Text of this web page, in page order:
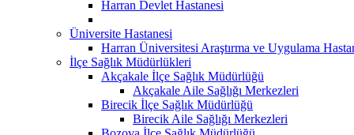
Harran Devlet Hastanesi
Üniversite Hastanesi
Harran Üniversitesi Araştırma ve Uygulama
İlçe Sağlık Müdürlükleri
Akçakale İlçe Sağlık Müdürlüğü
Akçakale Aile Sağlığı Merkezleri
Birecik İlçe Sağlık Müdürlüğü
Birecik Aile Sağlığı Merkezleri